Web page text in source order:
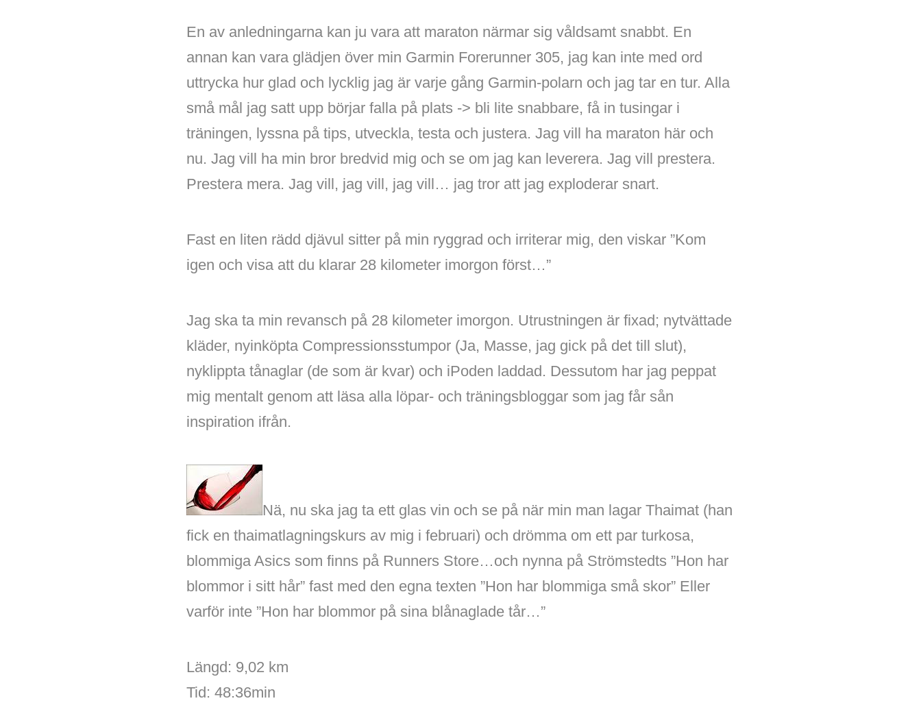
En av anledningarna kan ju vara att maraton närmar sig våldsamt snabbt. En
annan kan vara glädjen över min Garmin Forerunner 305, jag kan inte med ord
uttrycka hur glad och lycklig jag är varje gång Garmin-polarn och jag tar en tur. Alla
små mål jag satt upp börjar falla på plats -> bli lite snabbare, få in tusingar i
träningen, lyssna på tips, utveckla, testa och justera. Jag vill ha maraton här och
nu. Jag vill ha min bror bredvid mig och se om jag kan leverera. Jag vill prestera.
Prestera mera. Jag vill, jag vill, jag vill… jag tror att jag exploderar snart.
Fast en liten rädd djävul sitter på min ryggrad och irriterar mig, den viskar ”Kom
igen och visa att du klarar 28 kilometer imorgon först…”
Jag ska ta min revansch på 28 kilometer imorgon. Utrustningen är fixad; nytvättade
kläder, nyinköpta Compressionsstumpor (Ja, Masse, jag gick på det till slut),
nyklippta tånaglar (de som är kvar) och iPoden laddad. Dessutom har jag peppat
mig mentalt genom att läsa alla löpar- och träningsbloggar som jag får sån
inspiration ifrån.
Nä, nu ska jag ta ett glas vin och se på när min man lagar Thaimat (han
fick en thaimatlagningskurs av mig i februari) och drömma om ett par turkosa,
blommiga Asics som finns på Runners Store…och nynna på Strömstedts ”Hon har
blommor i sitt hår” fast med den egna texten ”Hon har blommiga små skor” Eller
varför inte ”Hon har blommor på sina blånaglade tår…”
Längd: 9,02 km
Tid: 48:36min